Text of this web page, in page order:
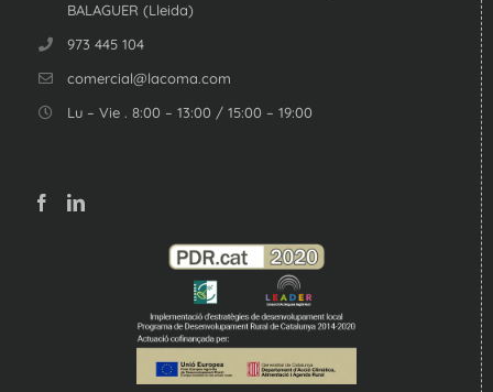
BALAGUER (Lleida)
973 445 104
comercial@lacoma.com
Lu – Vie . 8:00 – 13:00 / 15:00 – 19:00